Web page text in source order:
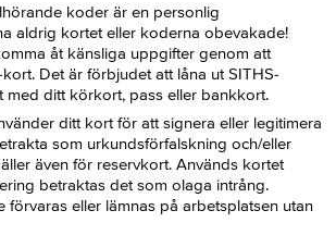
koder är en personlig
aldrig kortet eller koderna obevakade!
åt känsliga uppgifter genom att
Det är förbjudet att låna ut SITHS-
med ditt körkort, pass eller bankkort.
ditt kort för att signera eller legitimera
som urkundsförfalskning och/eller
även för reservkort. Används kortet
betraktas det som olaga intrång.
förvaras eller lämnas på arbetsplatsen utan